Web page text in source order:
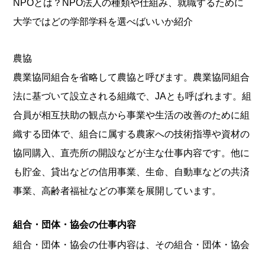
NPOとは？NPO法人の種類や仕組み、就職するために
大学ではどの学部学科を選べばいいか紹介
農協
農業協同組合を省略して農協と呼びます。農業協同組合
法に基づいて設立される組織で、JAとも呼ばれます。組
合員が相互扶助の観点から事業や生活の改善のために組
織する団体で、組合に属する農家への技術指導や資材の
協同購入、直売所の開設などが主な仕事内容です。他に
も貯金、貸出などの信用事業、生命、自動車などの共済
事業、高齢者福祉などの事業を展開しています。
組合・団体・協会の仕事内容
組合・団体・協会の仕事内容は、その組合・団体・協会